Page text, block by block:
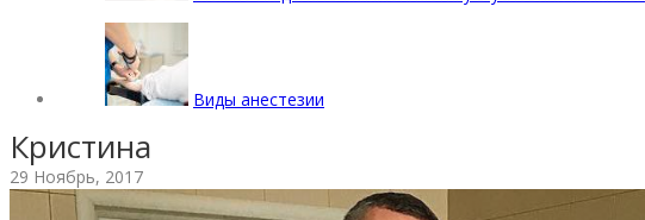
Виды анестезии
Кристина
29 Ноябрь, 2017